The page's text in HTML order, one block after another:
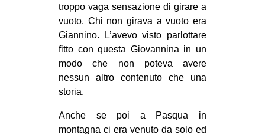
troppo vaga sensazione di girare a
vuoto. Chi non girava a vuoto era
Giannino. L’avevo visto parlottare
fitto con questa Giovannina in un
modo che non poteva avere
nessun altro contenuto che una
storia.
Anche se poi a Pasqua in
montagna ci era venuto da solo ed